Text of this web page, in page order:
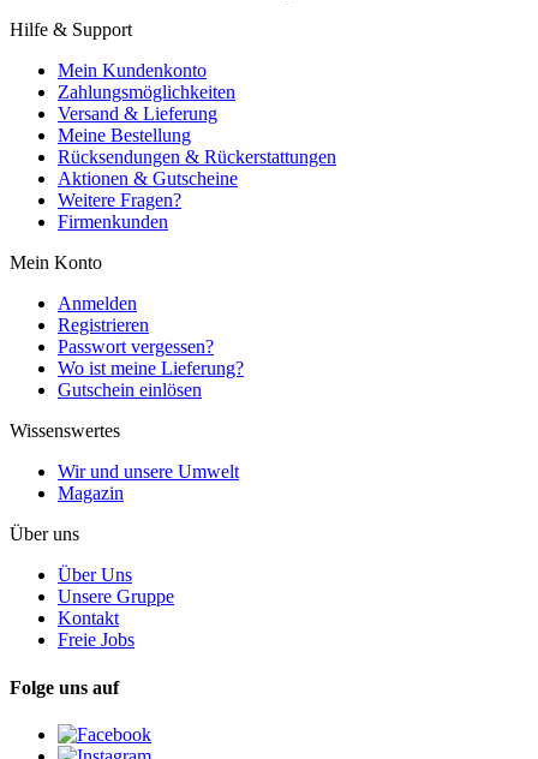
Hilfe & Support
Mein Kundenkonto
Zahlungsmöglichkeiten
Versand & Lieferung
Meine Bestellung
Rücksendungen & Rückerstattungen
Aktionen & Gutscheine
Weitere Fragen?
Firmenkunden
Mein Konto
Anmelden
Registrieren
Passwort vergessen?
Wo ist meine Lieferung?
Gutschein einlösen
Wissenswertes
Wir und unsere Umwelt
Magazin
Über uns
Über Uns
Unsere Gruppe
Kontakt
Freie Jobs
Folge uns auf